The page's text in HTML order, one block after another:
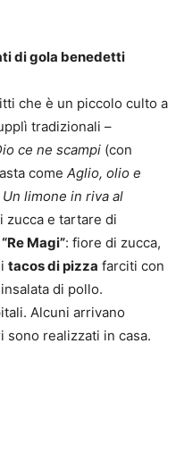
di gola benedetti
che è un piccolo culto a
tradizionali –
ce ne scampi (con
come Aglio, olio e
Un limone in riva al
zucca e tartare di
“Re Magi”: fiore di zucca,
tacos di pizza farciti con
di pollo.
Alcuni arrivano
sono realizzati in casa.